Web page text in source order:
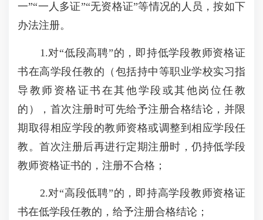
一”“一人多证”“无资格证”等情况的人员，按如下
办法注册。
1.对“低段高聘”的，即持低学段教师资格证
书在高学段任教的（包括持中等职业学校实习指
导教师资格证书在其他学段或其他岗位任教
的），首次注册时可先给予注册合格结论，并限
期取得相应学段的教师资格或调整到相应学段任
教。首次注册后再进行定期注册时，仍持低学段
教师资格证书的，注册不合格；
2.对“高段低聘”的，即持高学段教师资格证
书在低学段任教的，给予注册合格结论；